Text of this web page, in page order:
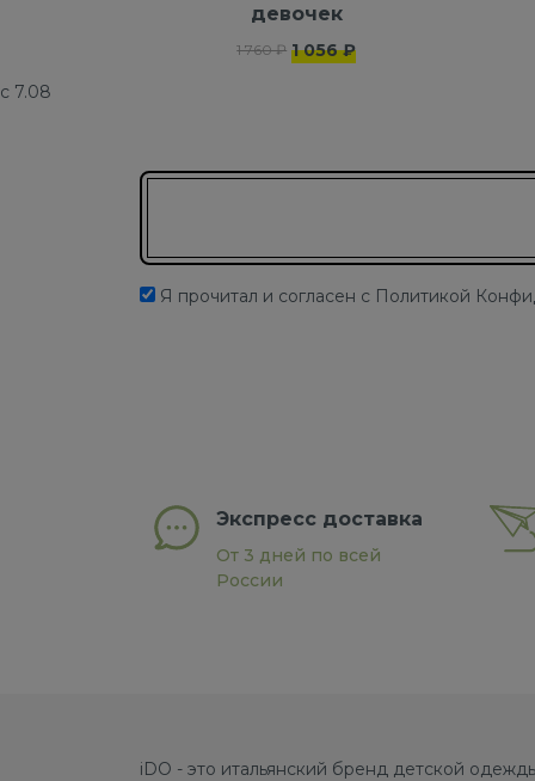
девочек
1 760 ₽ 1 056 ₽
с 7.08
Я прочитал и согласен с Политикой
Экспресс доставка
От 3 дней по всей
России
iDO - это итальянский бренд детской